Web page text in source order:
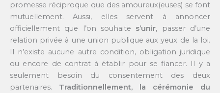
promesse réciproque que des amoureux(euses) se font
mutuellement. Aussi, elles servent à annoncer
officiellement que l’on souhaite s’unir, passer d’une
relation privée à une union publique aux yeux de la loi.
Il n’existe aucune autre condition, obligation juridique
ou encore de contrat à établir pour se fiancer. Il y a
seulement besoin du consentement des deux
partenaires. Traditionnellement, la cérémonie du